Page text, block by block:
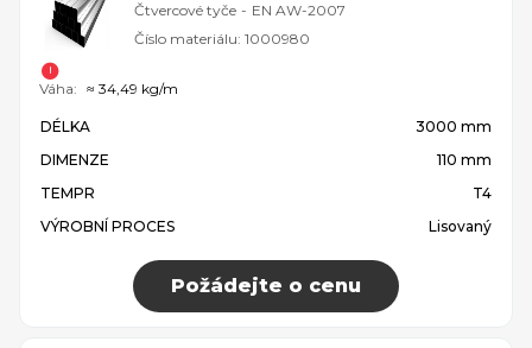
Čtvercové tyče - EN AW-2007
Číslo materiálu: 1000980
DÉLKA
3000 mm
DIMENZE
110 mm
TEMPR
T4
VÝROBNÍ PROCES
Lisovaný
Požádejte o cenu
Váha: ≈ 34,49 kg/m